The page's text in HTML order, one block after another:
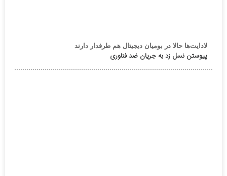
لادایت‌ها حالا در بومیان دیجیتال هم طرفدار دارند
پیوستن نسل زد به جریان ضد فناوری